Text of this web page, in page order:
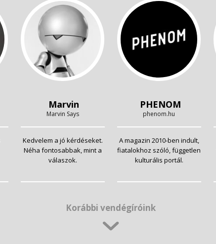
Marvin
Marvin Says
Kedvelem a jó kérdéseket.
Néha fontosabbak, mint a
válaszok.
PHENOM
phenom.hu
A magazin 2010-ben indult,
fiatalokhoz szóló, független
kulturális portál.
Korábbi vendégíróink